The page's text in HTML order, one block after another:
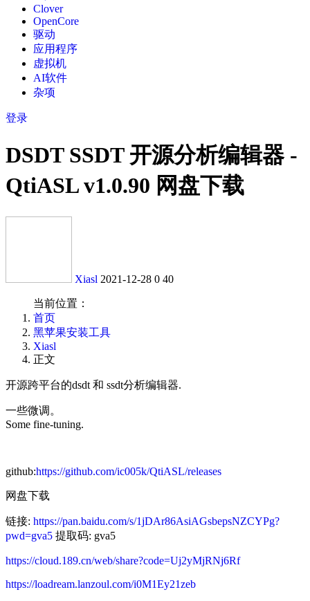
Clover
OpenCore
驱动
应用程序
虚拟机
AI软件
杂项
登录
DSDT SSDT 开源分析编辑器 -
QtiASL v1.0.90 网盘下载
Xiasl 2021-12-28 0 40
当前位置：
首页
黑苹果安装工具
Xiasl
正文
开源跨平台的dsdt 和 ssdt分析编辑器.
一些微调。
Some fine-tuning.
github:https://github.com/ic005k/QtiASL/releases
网盘下载
链接: https://pan.baidu.com/s/1jDAr86AsiAGsbepsNZCYPg?
pwd=gva5 提取码: gva5
https://cloud.189.cn/web/share?code=Uj2yMjRNj6Rf
https://loadream.lanzoul.com/i0M1Ey21zeb